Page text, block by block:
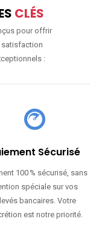
CLÉS
pour offrir
satisfaction
:
Sécurisé
100 % sécurisé, sans
spéciale sur vos
bancaires. Votre
est notre priorité.